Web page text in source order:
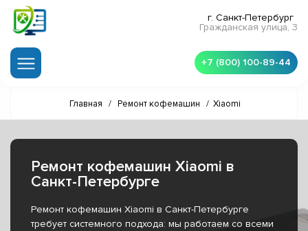
г. Санкт-Петербург
Гражданская улица, 3
+7 (800) 100-89-44
Главная / Ремонт кофемашин / Xiaomi
Ремонт кофемашин Xiaomi в
Санкт-Петербурге
Ремонт кофемашин Xiaomi в Санкт-Петербурге
требует системного подхода: мы работаем со всеми